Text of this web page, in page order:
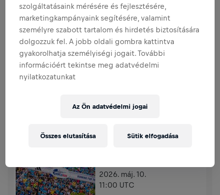
0,00 USD GYŰLT ÖSSZE 0,00 USD A CÉLBÓL
ADOMÁNYGYŰJTÉS ADOMÁNYOZÁS
Adományozz a változásért! Az adományod 100%‑át a
gerincvelő‑kutatásra fordítják.
2026. máj. 10.
11:00 UTC
szolgáltatásaink mérésére és fejlesztésére,
marketingkampányaink segítésére, valamint
személyre szabott tartalom és hirdetés biztosítására
dolgozzuk fel. A jobb oldali gombra kattintva
gyakorolhatja személyiségi jogait. További
információért tekintse meg adatvédelmi
nyilatkozatunkat
Az Ön adatvédelmi jogai
Összes elutasítása Sütik elfogadása